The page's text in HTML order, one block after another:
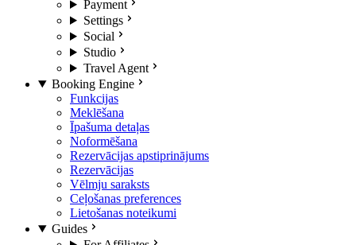
Payment
Settings
Social
Studio
Travel Agent
Booking Engine
Funkcijas
Meklēšana
Īpašuma detaļas
Noformēšana
Rezervācijas apstiprinājums
Rezervācijas
Vēlmju saraksts
Ceļošanas preferences
Lietošanas noteikumi
Guides